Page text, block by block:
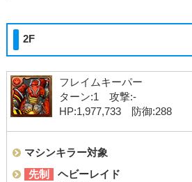
2F
フレイムキーパー
ターン:1 攻撃:-
HP:1,977,733 防御:288
マシンキラー対象
先制
ヘビーレイド